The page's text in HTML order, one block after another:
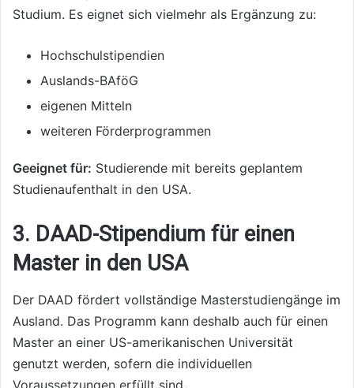
Studium. Es eignet sich vielmehr als Ergänzung zu:
Hochschulstipendien
Auslands-BAföG
eigenen Mitteln
weiteren Förderprogrammen
Geeignet für: Studierende mit bereits geplantem
Studienaufenthalt in den USA.
3. DAAD-Stipendium für einen
Master in den USA
Der DAAD fördert vollständige Masterstudiengänge im
Ausland. Das Programm kann deshalb auch für einen
Master an einer US-amerikanischen Universität
genutzt werden, sofern die individuellen
Voraussetzungen erfüllt sind.